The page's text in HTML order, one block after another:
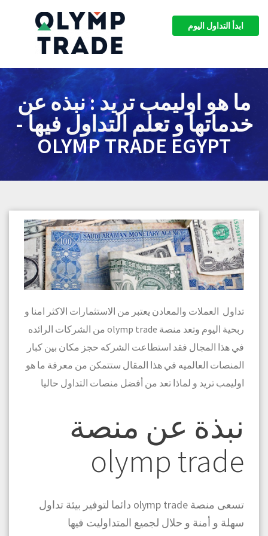
ابدأ التداول اليوم
هو اوليمب تريد : نبذه عن
و تعلم التداول فيها -
OLYMP TRADE EGYPT
تداول العملات والمعادن يعتبر من الاستثمارات الاكثر امنا و
ربحية اليوم وتعد منصة olymp trade من الشركات الرائده
في هذا المجال فقد استطاعت الشركه حجز مكان بين كبار
المنصات العالميه في هذا المقال ستتمكن من معرفة ما هو
اوليمب تريد و لماذا تعد من أفضل منصات التداول حاليا
نبذة عن منصة
olymp trade
تسعى منصة olymp trade دائما لتوفير بيئة تداول
سهلة و أمنة و حلال لجميع المتداوليت فيها